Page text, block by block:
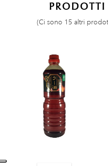
PRODOTTI
(Ci sono 15 altri